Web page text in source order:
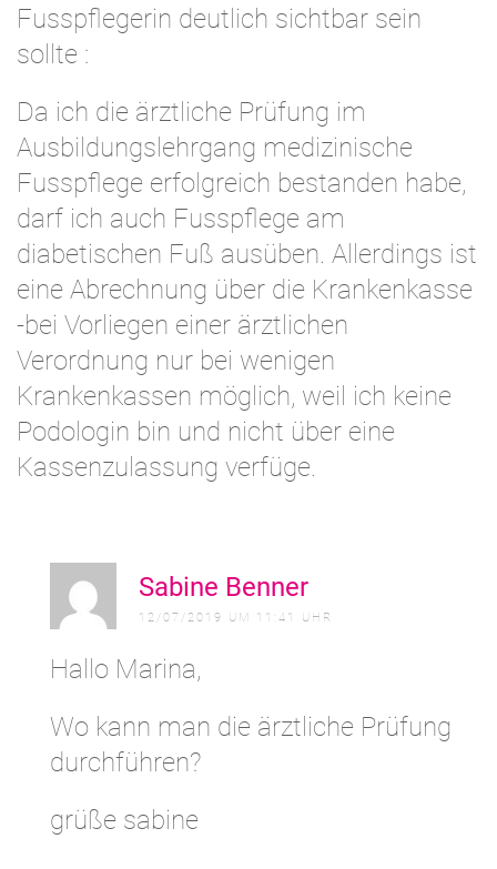
Fusspflegerin deutlich sichtbar sein
sollte :
Da ich die ärztliche Prüfung im
Ausbildungslehrgang medizinische
Fusspflege erfolgreich bestanden habe,
darf ich auch Fusspflege am
diabetischen Fuß ausüben. Allerdings ist
eine Abrechnung über die Krankenkasse
-bei Vorliegen einer ärztlichen
Verordnung nur bei wenigen
Krankenkassen möglich, weil ich keine
Podologin bin und nicht über eine
Kassenzulassung verfüge.
Sabine Benner
12/07/2019 UM 11:41 UHR
Hallo Marina,
Wo kann man die ärztliche Prüfung
durchführen?
grüße sabine